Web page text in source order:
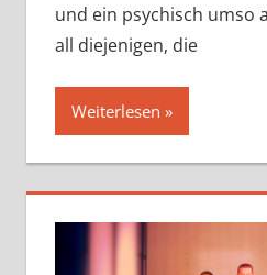
und ein psychisch umso
all diejenigen, die
Weiterlesen